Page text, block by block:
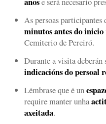
As persoas participantes
minutos antes do inicio
Cemiterio de Pereiró.
Durante a visita deberán
indicacións do persoal
Lémbrase que é un
require manter unha
axeitada.